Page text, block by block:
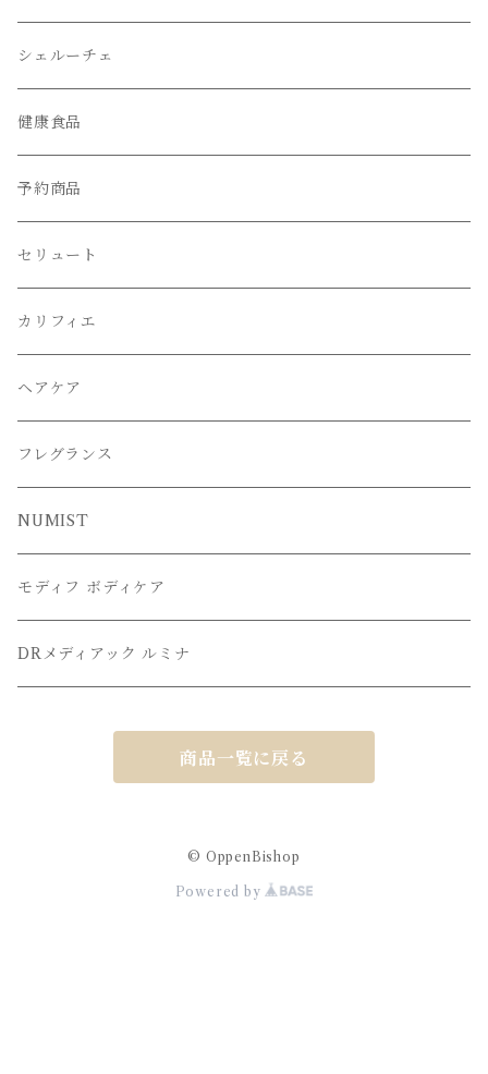
シェルーチェ
健康食品
予約商品
セリュート
カリフィエ
ヘアケア
フレグランス
NUMIST
モディフ ボディケア
DRメディアック ルミナ
商品一覧に戻る
© OppenBishop
Powered by